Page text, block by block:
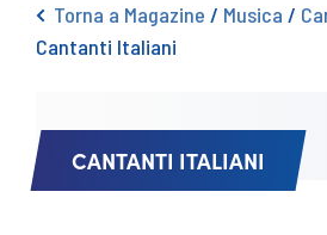
Torna a Magazine / Musica /
Cantanti Italiani
CANTANTI ITALIANI